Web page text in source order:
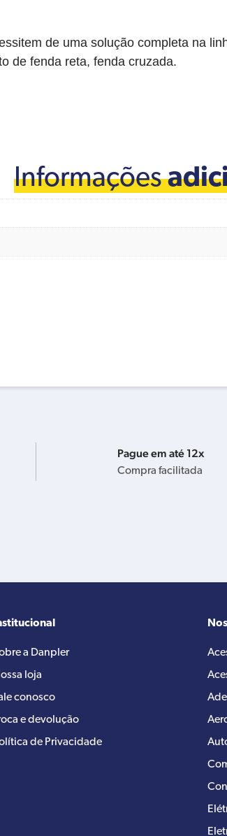
de uma solução completa na
de fenda reta, fenda cruzada.
Informações
Pague em até 12x
Compra facilitada
a Danpler
loja
conosco
e devolução
de Privacidade